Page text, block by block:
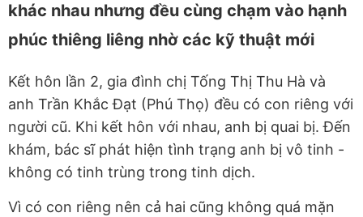
khác nhau nhưng đều cùng chạm vào hạnh
phúc thiêng liêng nhờ các kỹ thuật mới
Kết hôn lần 2, gia đình chị Tống Thị Thu Hà và
anh Trần Khắc Đạt (Phú Thọ) đều có con riêng với
người cũ. Khi kết hôn với nhau, anh bị quai bị. Đến
khám, bác sĩ phát hiện tình trạng anh bị vô tinh -
không có tinh trùng trong tinh dịch.
Vì có con riêng nên cả hai cũng không quá mặn